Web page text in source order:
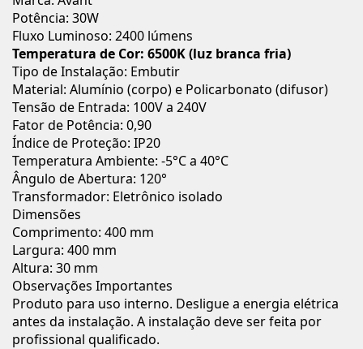
Potência: 30W
Fluxo Luminoso: 2400 lúmens
Temperatura de Cor: 6500K (luz branca fria)
Tipo de Instalação: Embutir
Material: Alumínio (corpo) e Policarbonato (difusor)
Tensão de Entrada: 100V a 240V
Fator de Potência: 0,90
Índice de Proteção: IP20
Temperatura Ambiente: -5°C a 40°C
Ângulo de Abertura: 120°
Transformador: Eletrônico isolado
Dimensões
Comprimento: 400 mm
Largura: 400 mm
Altura: 30 mm
Observações Importantes
Produto para uso interno. Desligue a energia elétrica
antes da instalação. A instalação deve ser feita por
profissional qualificado.